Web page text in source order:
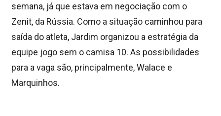
semana, já que estava em negociação com o
Zenit, da Rússia. Como a situação caminhou para
saída do atleta, Jardim organizou a estratégia da
equipe jogo sem o camisa 10. As possibilidades
para a vaga são, principalmente, Walace e
Marquinhos.